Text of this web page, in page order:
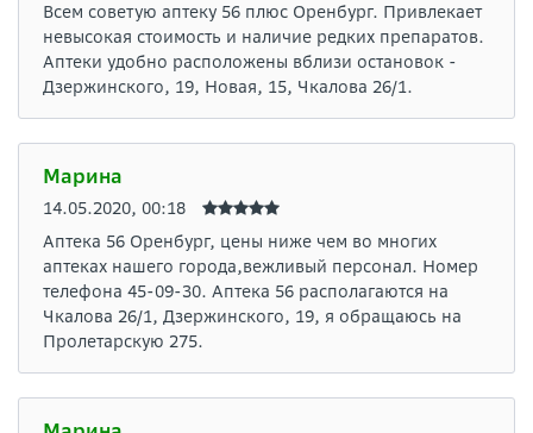
Всем советую аптеку 56 плюс Оренбург. Привлекает
невысокая стоимость и наличие редких препаратов.
Аптеки удобно расположены вблизи остановок -
Дзержинского, 19, Новая, 15, Чкалова 26/1.
Марина
14.05.2020, 00:18
Аптека 56 Оренбург, цены ниже чем во многих
аптеках нашего города,вежливый персонал. Номер
телефона 45-09-30. Аптека 56 располагаются на
Чкалова 26/1, Дзержинского, 19, я обращаюсь на
Пролетарскую 275.